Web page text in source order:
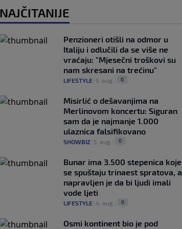
NAJČITANIJE
Penzioneri otišli na odmor u
Italiju i odlučili da se više ne
vraćaju: "Mjesečni troškovi su
nam skresani na trećinu"
LIFESTYLE 5. aug. 0
Misirlić o dešavanjima na
Merlinovom koncertu: Siguran
sam da je najmanje 1.000
ulaznica falsifikovano
SHOWBIZ 5. aug. 0
Bunar imа 3.500 stepenica koje
se spuštaju trinaest spratova, a
napravljen je da bi ljudi imali
vode ljeti
LIFESTYLE 4. aug. 0
Osmi kontinent bio je pod